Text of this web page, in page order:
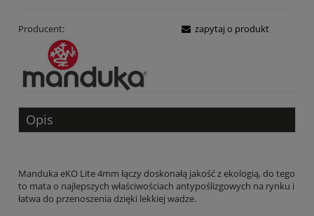
Producent: zapytaj o produkt
Opis
Manduka eKO Lite 4mm łączy doskonałą jakość z ekologią, do tego
to mata o najlepszych właściwościach antypoślizgowych na rynku i
łatwa do przenoszenia dzięki lekkiej wadze.